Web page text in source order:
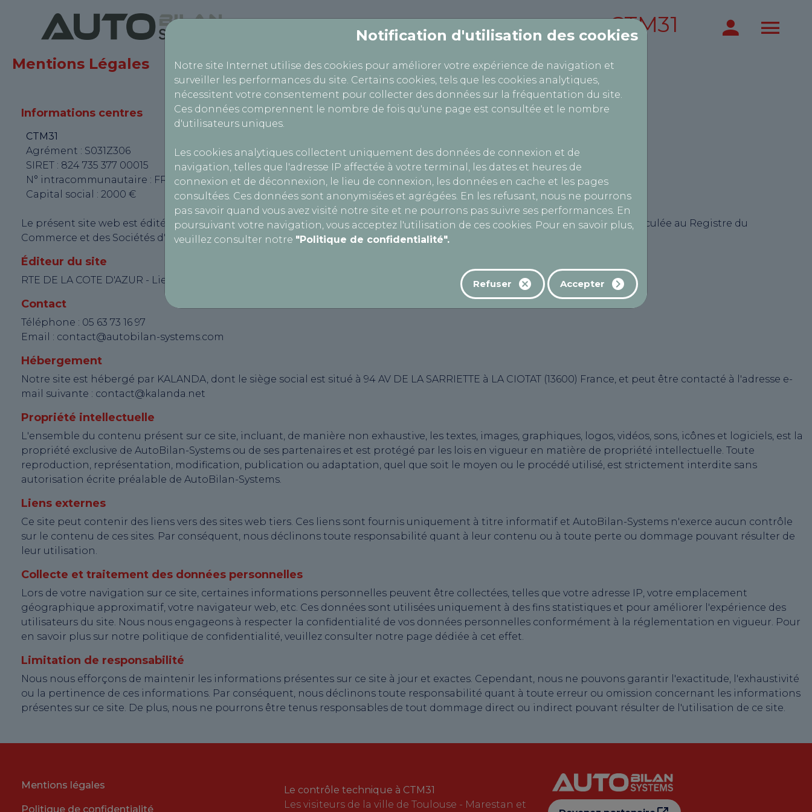
Notification d'utilisation des cookies
Notre site Internet utilise des cookies pour améliorer votre expérience de navigation et
surveiller les performances du site. Certains cookies, tels que les cookies analytiques,
nécessitent votre consentement pour collecter des données sur la fréquentation du site.
Ces données comprennent le nombre de fois qu'une page est consultée et le nombre
d'utilisateurs uniques.
Les cookies analytiques collectent uniquement des données de connexion et de
navigation, telles que l'adresse IP affectée à votre terminal, les dates et heures de
connexion et de déconnexion, le lieu de connexion, les données en cache et les pages
consultées. Ces données sont anonymisées et agrégées. En les refusant, nous ne pourrons
pas savoir quand vous avez visité notre site et ne pourrons pas suivre ses performances. En
poursuivant votre navigation, vous acceptez l'utilisation de ces cookies. Pour en savoir plus,
veuillez consulter notre "Politique de confidentialité".
Refuser Accepter
CTM31
Mentions Légales
Informations centres
CTM31
Agrément : S031Z306
SIRET : 824 735 377 00015
N° intracommunautaire : FR80824735377
Capital social : 2000 €
Agrément : L031Z429
SIRET : 824 735 377 00015
N° intracommunautaire : FR80824735377
Capital social : 2000 €
Le présent site web est édité par AutoBilan-Systems, une société par actions simplifiée au capital de 19362,00 euros, immatriculée au Registre du
Commerce et des Sociétés d'Aix-en-Provence sous le numéro B 334 821 097.
Éditeur du site
RTE DE LA COTE D'AZUR - Lieudit le Canet - 13590 MEYREUIL – France
Contact
Téléphone : 05 63 73 16 97
Email : contact@autobilan-systems.com
Hébergement
Notre site est hébergé par KALANDA, dont le siège social est situé à 94 AV DE LA SARRIETTE à LA CIOTAT (13600) France, et peut être contacté à l'adresse e-
mail suivante : contact@kalanda.net
Propriété intellectuelle
L'ensemble du contenu présent sur ce site, incluant, de manière non exhaustive, les textes, images, graphiques, logos, vidéos, sons, icônes et logiciels, est la
propriété exclusive de AutoBilan-Systems ou de ses partenaires et est protégé par les lois en vigueur en matière de propriété intellectuelle. Toute
reproduction, représentation, modification, publication ou adaptation, quel que soit le moyen ou le procédé utilisé, est strictement interdite sans
autorisation écrite préalable de AutoBilan-Systems.
Liens externes
Ce site peut contenir des liens vers des sites web tiers. Ces liens sont fournis uniquement à titre informatif et AutoBilan-Systems n'exerce aucun contrôle
sur le contenu de ces sites. Par conséquent, nous déclinons toute responsabilité quant à leur contenu ou à toute perte ou dommage pouvant résulter de
leur utilisation.
Collecte et traitement des données personnelles
Lors de votre navigation sur ce site, certaines informations personnelles peuvent être collectées, telles que votre adresse IP, votre emplacement
géographique approximatif, votre navigateur web, etc. Ces données sont utilisées uniquement à des fins statistiques et pour améliorer l'expérience des
utilisateurs du site. Nous nous engageons à respecter la confidentialité de vos données personnelles conformément à la réglementation en vigueur. Pour
en savoir plus sur notre politique de confidentialité, veuillez consulter notre page dédiée à cet effet.
Limitation de responsabilité
Nous nous efforçons de maintenir les informations présentes sur ce site à jour et exactes. Cependant, nous ne pouvons garantir l'exactitude, l'exhaustivité
ou la pertinence de ces informations. Par conséquent, nous déclinons toute responsabilité quant à toute erreur ou omission concernant les informations
présentes sur ce site. De plus, nous ne pourrons être tenus responsables de tout dommage direct ou indirect pouvant résulter de l'utilisation de ce site.
Mentions légales
Politique de confidentialité
Le contrôle technique à CTM31
Les visiteurs de la ville de Toulouse - Marestan et